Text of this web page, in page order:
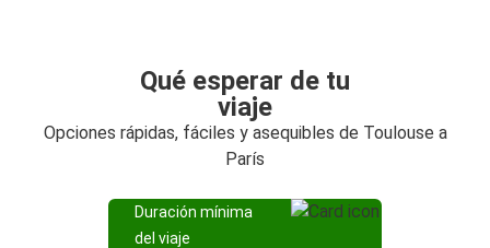
Qué esperar de tu
viaje
Opciones rápidas, fáciles y asequibles de Toulouse a
París
Duración mínima
del viaje